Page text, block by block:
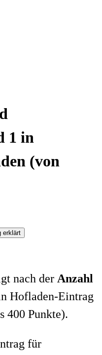
1 in
(von
erklärt
nach der Anzahl
Hofladen-Eintrag
400 Punkte).
für